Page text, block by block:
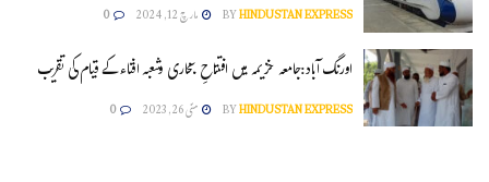
BYHINDUSTAN EXPRESS مارچ 12, 2024 0
اورنگ آباد:جامعہ خزیمہ میں افتتاحِ بخاری وشعبہ افتاء کے قیام کی تقریب
BYHINDUSTAN EXPRESS مئی 26, 2023 0